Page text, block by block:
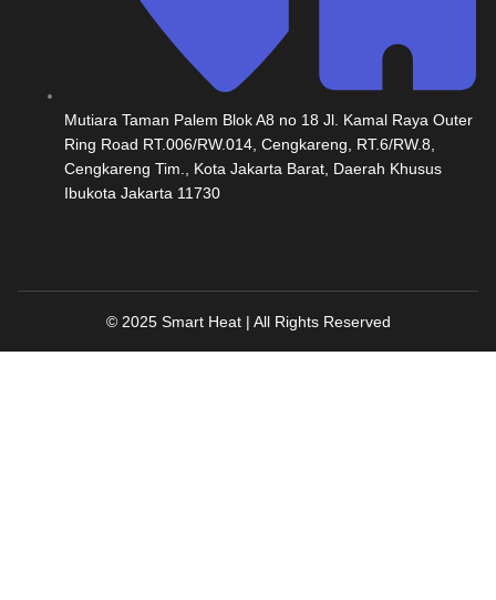
Mutiara Taman Palem Blok A8 no 18 Jl. Kamal Raya Outer
Ring Road RT.006/RW.014, Cengkareng, RT.6/RW.8,
Cengkareng Tim., Kota Jakarta Barat, Daerah Khusus
Ibukota Jakarta 11730
© 2025 Smart Heat | All Rights Reserved